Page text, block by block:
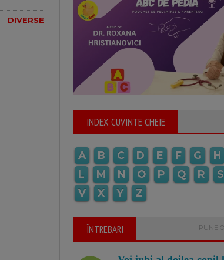
DIVERSE
INDEX CUVINTE CHEIE
A B C D E F G H
L
M N O P Q R S
V
X Y Z
ÎNTREBARI PUNE